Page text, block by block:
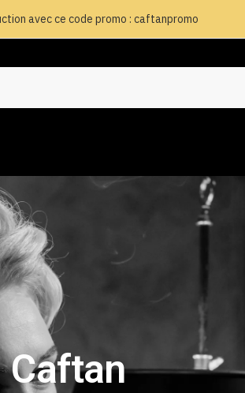
avec ce code promo : caftanpromo
Caftan